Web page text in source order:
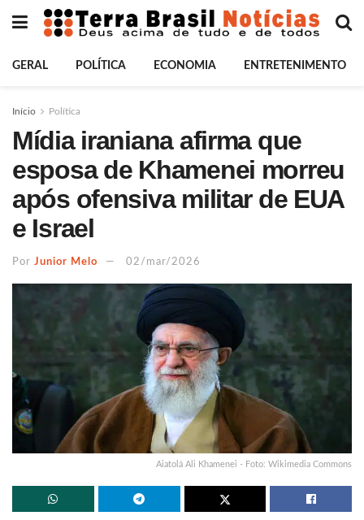
GERAL POLÍTICA ECONOMIA ENTRETENIMENTO
Início Política
Mídia iraniana afirma que
esposa de Khamenei morreu
após ofensiva militar de EUA
e Israel
Por Junior Melo 02/mar/2026
Aiatolá Ali Khamenei - Foto: Wikimedia Commons